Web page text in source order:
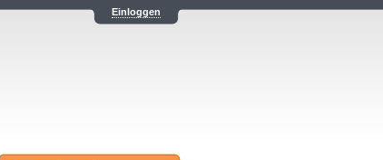
Einloggen